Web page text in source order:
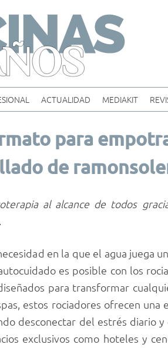
content
ACTUALIDAD MEDIAKIT
para
de
al alcance de todos
en la que el agua juega
es posible con los
para transformar
estos rociadores ofrecen una
desconectar del estrés diario
exclusivos como hoteles y